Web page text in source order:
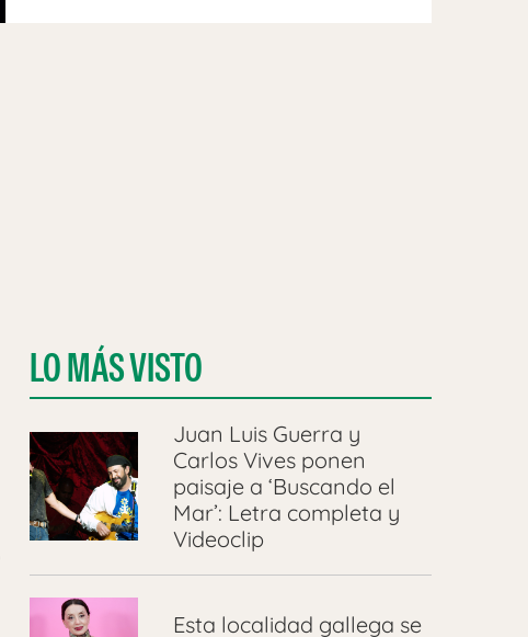
LO MÁS VISTO
Juan Luis Guerra y
Carlos Vives ponen
paisaje a ‘Buscando el
Mar’: Letra completa y
Videoclip
Esta localidad gallega se